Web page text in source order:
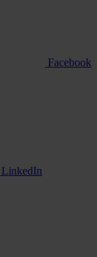
Facebook
LinkedIn